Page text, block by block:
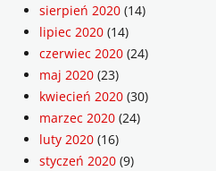
sierpień 2020 (14)
lipiec 2020 (14)
czerwiec 2020 (24)
maj 2020 (23)
kwiecień 2020 (30)
marzec 2020 (24)
luty 2020 (16)
styczeń 2020 (9)